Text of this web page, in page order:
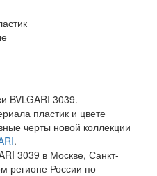
BVLGARI 3039.
пластик и цвете
черты новой коллекции
.
3039 в Москве, Санкт-
регионе России по